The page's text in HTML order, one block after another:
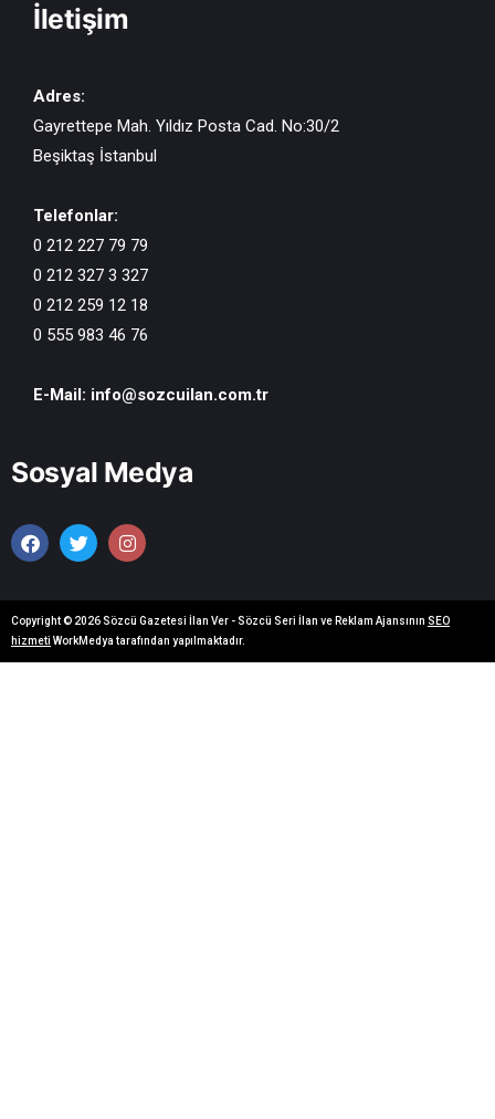
İletişim
Adres:
Gayrettepe Mah. Yıldız Posta Cad. No:30/2
Beşiktaş İstanbul
Telefonlar:
0 212 227 79 79
0 212 327 3 327
0 212 259 12 18
0 555 983 46 76
E-Mail: info@sozcuilan.com.tr
Sosyal Medya
Copyright © 2026 Sözcü Gazetesi İlan Ver - Sözcü Seri İlan ve Reklam Ajansının SEO
hizmeti WorkMedya tarafından yapılmaktadır.